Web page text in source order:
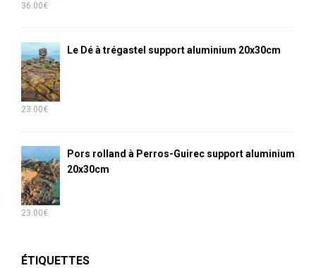
36.00€
Le Dé à trégastel support aluminium 20x30cm
23.00€
Pors rolland à Perros-Guirec support aluminium
20x30cm
23.00€
ÉTIQUETTES